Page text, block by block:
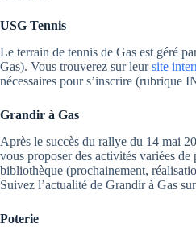
USG Tennis
Le terrain de tennis de Gas est géré
Gas). Vous trouverez sur leursite
nécessaires pour s’inscrire (rubrique
Grandir à Gas
Après le succès du rallye du 14 mai
vous proposer des activités variées
bibliothèque (prochainement,
Suivez l’actualité de Grandir à Gas
Poterie